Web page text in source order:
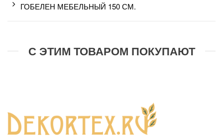
ГОБЕЛЕН МЕБЕЛЬНЫЙ 150 СМ.
С ЭТИМ ТОВАРОМ ПОКУПАЮТ